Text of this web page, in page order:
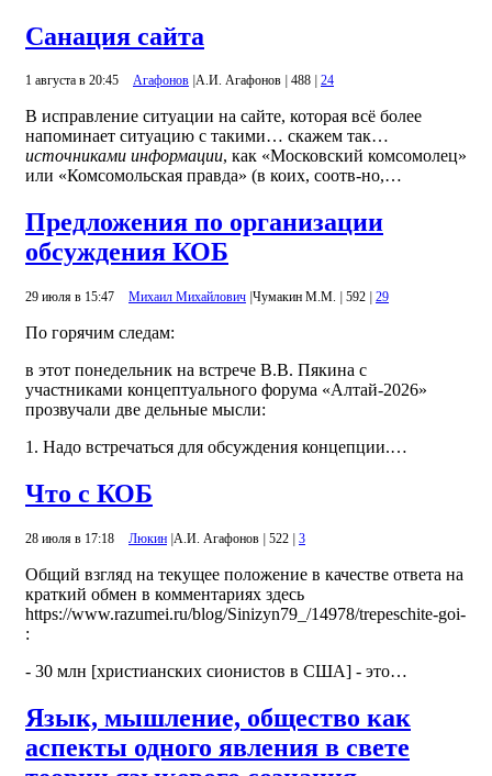
Санация сайта
1 августа в 20:45 Агафонов А.И. Агафонов 488 24
В исправление ситуации на сайте, которая всё более
напоминает ситуацию с такими… скажем так…
источниками информации, как «Московский комсомолец»
или «Комсомольская правда» (в коих, соотв-но,…
Предложения по организации
обсуждения КОБ
29 июля в 15:47 Михаил Михайлович Чумакин М.М. 592 29
По горячим следам:
в этот понедельник на встрече В.В. Пякина с
участниками концептуального форума «Алтай-2026»
прозвучали две дельные мысли:
1. Надо встречаться для обсуждения концепции.…
Что с КОБ
28 июля в 17:18 Люкин А.И. Агафонов 522 3
Общий взгляд на текущее положение в качестве ответа на
краткий обмен в комментариях здесь
https://www.razumei.ru/blog/Sinizyn79_/14978/trepeschite-goi-
:
- 30 млн [христианских сионистов в США] - это…
Язык, мышление, общество как
аспекты одного явления в свете